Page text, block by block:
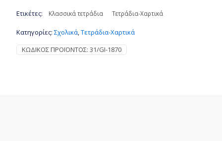
Ετικέτες: Κλασσικά τετράδια Τετράδια-Χαρτικά
Κατηγορίες: Σχολικά,Τετράδια-Χαρτικά
ΚΩΔΙΚΌΣ ΠΡΟΪΌΝΤΟΣ: 31/GI-1870